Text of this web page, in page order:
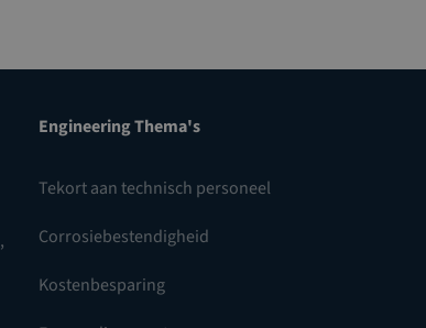
,
Engineering Thema's
Tekort aan technisch personeel
Corrosiebestendigheid
Kostenbesparing